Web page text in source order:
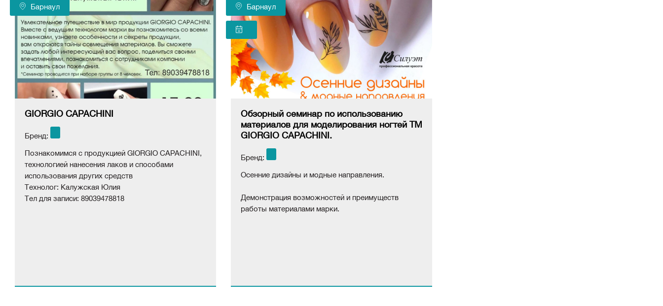
Барнаул
GIORGIO CAPACHINI
Бренд:
Познакомимся с продукцией GIORGIO CAPACHINI,
технологией нанесения лаков и способами
использования других средств
Технолог: Калужская Юлия
Тел для записи: 89039478818
Барнаул
Обзорный семинар по использованию
материалов для моделирования ногтей ТМ
GIORGIO CAPACHINI.
Бренд:
Осенние дизайны и модные направления.
Демонстрация возможностей и преимуществ
работы материалами марки.